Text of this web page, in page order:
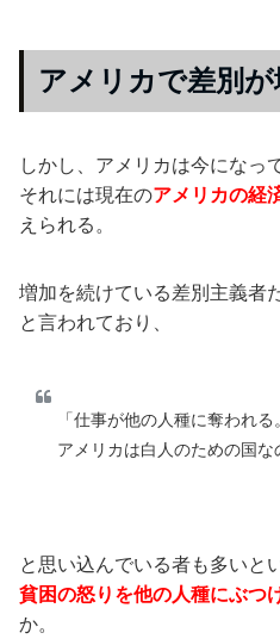
アメリカで差別
しかし、アメリカは今になっ
それには現在のアメリカの経
えられる。
増加を続けている差別主義者
と言われており、
「仕事が他の人種に奪われる。
アメリカは白人のための国な
と思い込んでいる者も多いと
貧困の怒りを他の人種にぶつ
か。